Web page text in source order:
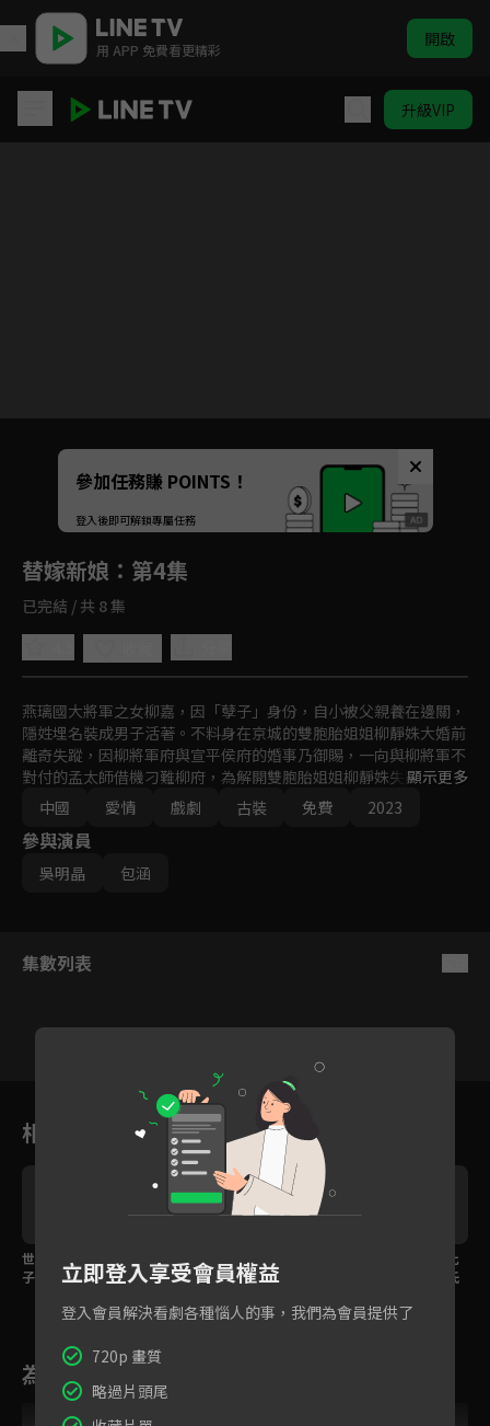
用 APP 免費看更精彩 開啟
升級VIP
Unmute
如有不便請見諒
參加任務賺 POINTS！
登入後即可解鎖專屬任務
替嫁新娘 ：第4集
已完結 / 共 8 集
燕璃國大將軍之女柳嘉，因「孽子」身份，自小被父親養在邊關，
隱姓埋名裝成男子活著。不料身在京城的雙胞胎姐姐柳靜姝大婚前
離奇失蹤，因柳將軍府與宣平侯府的婚事乃御賜，一向與柳將軍不
對付的孟太師借機刁難柳府，為解開雙胞胎姐姐柳靜姝失蹤之謎，
解柳府燃眉之急，柳嘉代替柳靜姝替嫁到了宣平侯府。沒想到新郎
——侯府世子蕭任衍，竟然是此前郊外邂逅過的「冤家男」。二人
捅破身份後，協議各做各的事情互不干擾，沒想到卻共同捲入了侯
府的權力風波。
顯示更多
中國
愛情 戲劇 古裝 免費 2023
參與演員
吳明晶 包涵
集數列表
3 4
相關花絮
世子被冤枉在外有孩
子，反撩夫人「這輩子
大婚之夜雙面夫妻關起
門來互相傷害，共跳交
別人再怎麼好看，能比
得過京城第一美人柳氏
為您推薦
立即登入享受會員權益
登入會員解決看劇各種惱人的事，我們為會員提供了
720p 畫質
略過片頭尾